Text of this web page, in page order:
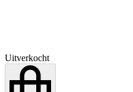
Uitverkocht